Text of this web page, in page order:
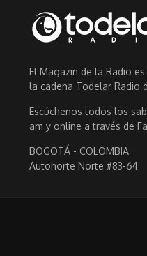
El Magazin de la Radio
la cadena Todelar Radio
Escúchenos todos los
am y online a través de
BOGOTÁ - COLOMBIA
Autonorte Norte #83-64